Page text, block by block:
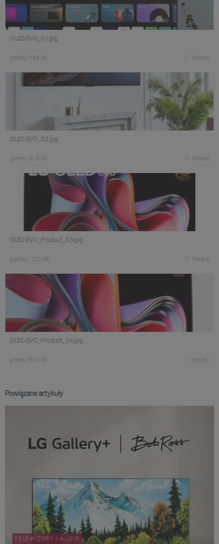
OLED EVO_01.jpg
grafika 764 KB Pobierz
OLED EVO_02.jpg
grafika 916 KB Pobierz
OLED EVO_Product_03.jpg
grafika 1,02 MB Pobierz
OLED EVO_Product_04.jpg
grafika 852 KB Pobierz
Powiązane artykuły
TELEWIZORY I AUDIO